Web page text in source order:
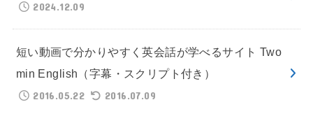
2024.12.09
短い動画で分かりやすく英会話が学べるサイト Two
min English（字幕・スクリプト付き）
2016.05.22
2016.07.09